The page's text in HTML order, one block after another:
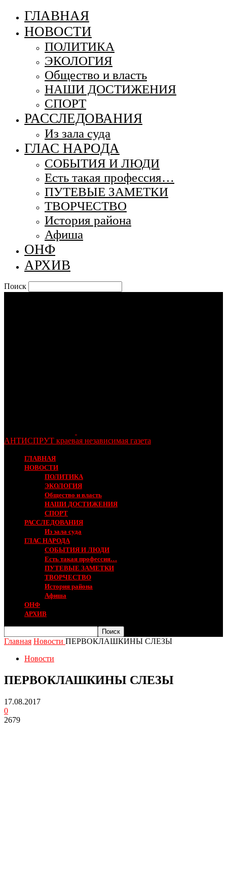
ГЛАВНАЯ
НОВОСТИ
ПОЛИТИКА
ЭКОЛОГИЯ
Общество и власть
НАШИ ДОСТИЖЕНИЯ
СПОРТ
РАССЛЕДОВАНИЯ
Из зала суда
ГЛАС НАРОДА
СОБЫТИЯ И ЛЮДИ
Есть такая профессия…
ПУТЕВЫЕ ЗАМЕТКИ
ТВОРЧЕСТВО
История района
Афиша
ОНФ
АРХИВ
Поиск
АНТИСПРУТ краевая независимая газета
ГЛАВНАЯ
НОВОСТИ
ПОЛИТИКА
ЭКОЛОГИЯ
Общество и власть
НАШИ ДОСТИЖЕНИЯ
СПОРТ
РАССЛЕДОВАНИЯ
Из зала суда
ГЛАС НАРОДА
СОБЫТИЯ И ЛЮДИ
Есть такая профессия…
ПУТЕВЫЕ ЗАМЕТКИ
ТВОРЧЕСТВО
История района
Афиша
ОНФ
АРХИВ
Главная Новости ПЕРВОКЛАШКИНЫ СЛЕЗЫ
Новости
ПЕРВОКЛАШКИНЫ СЛЕЗЫ
17.08.2017
0
2679